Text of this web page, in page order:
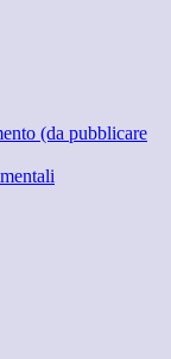
(da pubblicare